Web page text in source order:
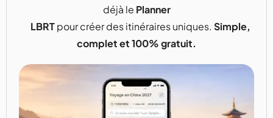
déjà le Planner
LBRTpour créer des itinéraires uniques. Simple,
complet et 100% gratuit.